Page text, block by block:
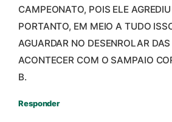
CAMPEONATO, POIS ELE
PORTANTO, EM MEIO A TUDO
AGUARDAR NO DESENROLAR
ACONTECER COM O SAMPAIO
B.
Responder